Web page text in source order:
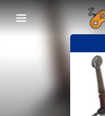
Basculer
la
navigation